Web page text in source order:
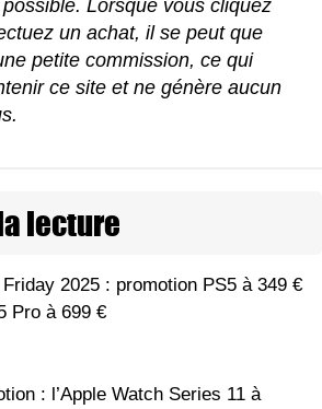
Lorsque vous cliquez
un achat, il se peut que
petite commission, ce qui
ce site et ne génère aucun
lecture
2025 : promotion PS5 à 349 €
Pro à 699 €
: l’Apple Watch Series 11 à